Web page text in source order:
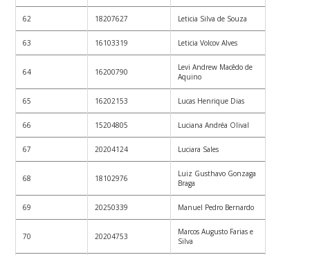
62 18207627 Leticia Silva de Souza
63 16103319 Leticia Volcov Alves
64 16200790
Levi Andrew Macêdo de
Aquino
65 16202153 Lucas Henrique Dias
66 15204805 Luciana Andréa Olival
67 20204124 Luciara Sales
68 18102976
Luiz Gusthavo Gonzaga
Braga
69 20250339 Manuel Pedro Bernardo
70 20204753
Marcos Augusto Farias e
Silva